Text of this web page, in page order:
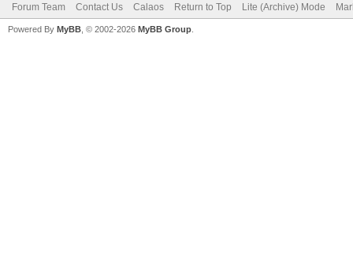
Forum Team Contact Us Calaos Return to Top Lite (Archive) Mode
Powered By MyBB , © 2002-2026 MyBB Group